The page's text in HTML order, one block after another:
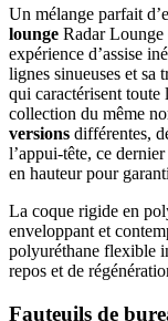
Un mélange parfait
lounge Radar
expérience d’assise
lignes sinueuses et sa
qui caractérisent toute
collection du même
versions différentes,
l’appui-tête, ce
en hauteur pour
La coque rigide en
enveloppant et
polyuréthane flexible
repos et de
Fauteuils de